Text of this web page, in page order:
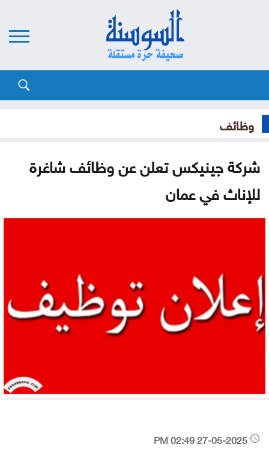
وظائف
شركة جينيكس تعلن عن وظائف شاغرة
للإناث في عمان